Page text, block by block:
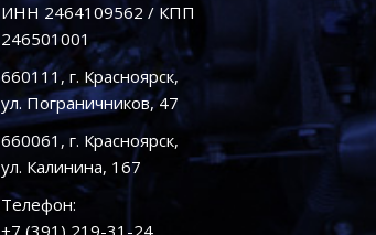
ИНН 2464109562 / КПП
246501001
660111, г. Красноярск,
ул. Пограничников, 47
660061, г. Красноярск,
ул. Калинина, 167
Телефон:
+7 (391) 219-31-24